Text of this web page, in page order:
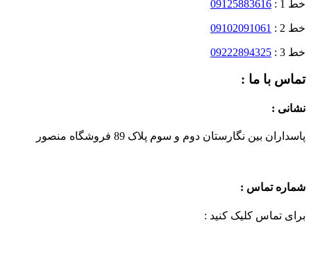
خط 1 : 09125883616
خط 2 : 09102091061
خط 3 : 09222894325
تماس با ما :
نشانی :
پاسداران بین نگارستان دوم و سوم پلاک 89 فروشگاه منصور
شماره تماس :
برای تماس کلیک کنید :